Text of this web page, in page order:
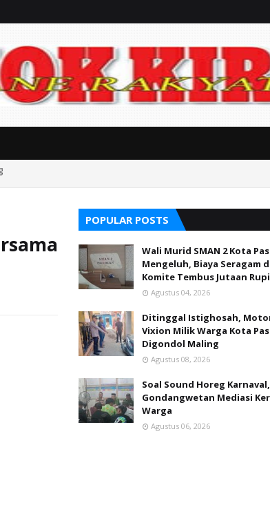
Dugaan Kongkalikong
POPULAR POSTS
Wali Murid SMAN 2 Kota
Mengeluh, Biaya Seragam
Komite Tembus Jutaan
Agustus 04, 2026
Ditinggal Istighosah,
Vixion Milik Warga Kota
Digondol Maling
Agustus 08, 2026
Soal Sound Horeg
Gondangwetan Mediasi
Warga
Agustus 06, 2026